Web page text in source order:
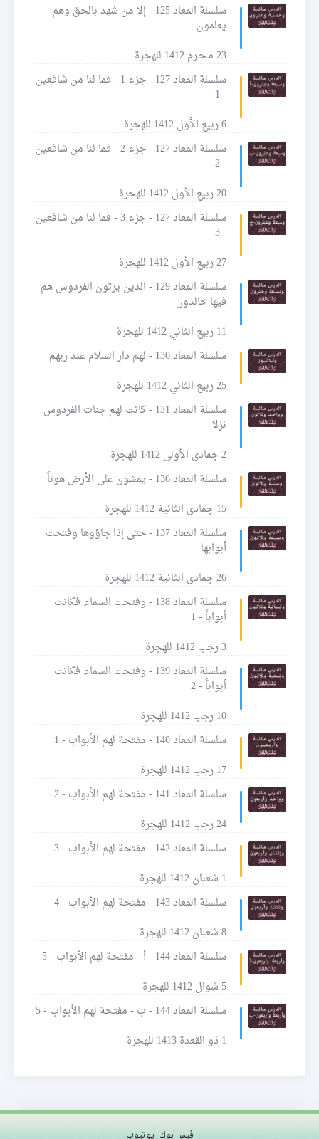
سلسلة المعاد 125 - إلا من شهد بالحق وهم
يعلمون
23 مـحـرم 1412 للهجرة
سلسلة المعاد 127 - جزء 1 - فما لنا من شافعين
- 1
6 ربيع الأول 1412 للهجرة
سلسلة المعاد 127 - جزء 2 - فما لنا من شافعين
- 2
20 ربيع الأول 1412 للهجرة
سلسلة المعاد 127 - جزء 3 - فما لنا من شافعين
- 3
27 ربيع الأول 1412 للهجرة
سلسلة المعاد 129 - الذين يرثون الفردوس هم
فيها خالدون
11 ربيع الثاني 1412 للهجرة
سلسلة المعاد 130 - لهم دار السلام عند ربهم
25 ربيع الثاني 1412 للهجرة
سلسلة المعاد 131 - كانت لهم جنات الفردوس
نزلا
2 جمادى الأولى 1412 للهجرة
سلسلة المعاد 136 - يمشون على الأرض هوناً
15 جمادى الثانية 1412 للهجرة
سلسلة المعاد 137 - حتى إذا جاؤوها وفتحت
أبوابها
26 جمادى الثانية 1412 للهجرة
سلسلة المعاد 138 - وفتحت السماء فكانت
أبواباً - 1
3 رجب 1412 للهجرة
سلسلة المعاد 139 - وفتحت السماء فكانت
أبواباً - 2
10 رجب 1412 للهجرة
سلسلة المعاد 140 - مفتحة لهم الأبواب - 1
17 رجب 1412 للهجرة
سلسلة المعاد 141 - مفتحة لهم الأبواب - 2
24 رجب 1412 للهجرة
سلسلة المعاد 142 - مفتحة لهم الأبواب - 3
1 شعبان 1412 للهجرة
سلسلة المعاد 143 - مفتحة لهم الأبواب - 4
8 شعبان 1412 للهجرة
سلسلة المعاد 144 - أ - مفتحة لهم الأبواب - 5
5 شوال 1412 للهجرة
سلسلة المعاد 144 - ب - مفتحة لهم الأبواب - 5
1 ذو القعدة 1413 للهجرة
فيس بوك يوتيوب